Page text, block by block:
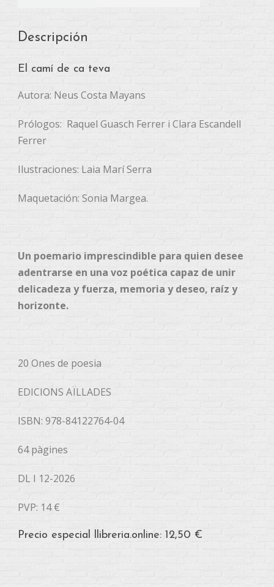
Descripción
El camí de ca teva
Autora: Neus Costa Mayans
Prólogos: Raquel Guasch Ferrer i Clara Escandell
Ferrer
Ilustraciones: Laia Marí Serra
Maquetación: Sonia Margea.
Un poemario imprescindible para quien desee
adentrarse en una voz poética capaz de unir
delicadeza y fuerza, memoria y deseo, raíz y
horizonte.
20 Ones de poesia
EDICIONS AÏLLADES
ISBN: 978-84122764-04
64 pàgines
DL I 12-2026
PVP: 14 €
Precio especial llibreria.online: 12,50 €